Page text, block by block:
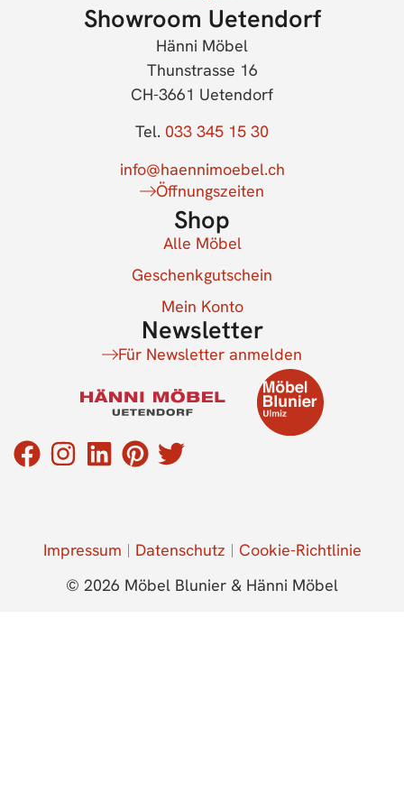
Showroom Uetendorf
Hänni Möbel
Thunstrasse 16
CH-3661 Uetendorf
Tel. 033 345 15 30
info@haennimoebel.ch
Öffnungszeiten
Shop
Alle Möbel
Geschenkgutschein
Mein Konto
Newsletter
Für Newsletter anmelden
© 2026 Möbel Blunier & Hänni Möbel
Impressum Datenschutz Cookie-Richtlinie